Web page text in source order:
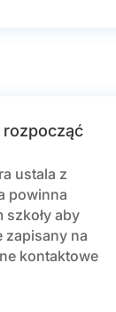
ustala z
powinna
aby
zapisany na
kontaktowe